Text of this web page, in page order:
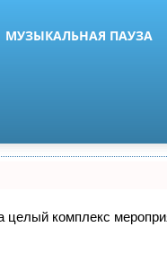
МУЗЫКАЛЬНАЯ ПАУЗА
целый комплекс